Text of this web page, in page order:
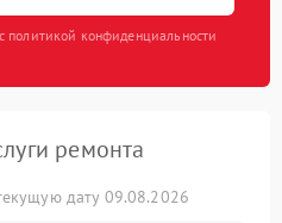
политикой конфиденциальности
ремонта
дату 09.08.2026